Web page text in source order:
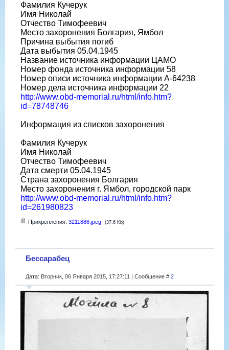
Фамилия Кучерук
Имя Николай
Отчество Тимофеевич
Место захоронения Болгария, Ямбол
Причина выбытия погиб
Дата выбытия 05.04.1945
Название источника информации ЦАМО
Номер фонда источника информации 58
Номер описи источника информации A-64238
Номер дела источника информации 22
http://www.obd-memorial.ru/html/info.htm?
id=78748746
Информация из списков захоронения
Фамилия Кучерук
Имя Николай
Отчество Тимофеевич
Дата смерти 05.04.1945
Страна захоронения Болгария
Место захоронения г. Ямбол, городской парк
http://www.obd-memorial.ru/html/info.htm?
id=261980823
Прикрепления: 3211886.jpeg (37.6 Kb)
Бессарабец
Дата: Вторник, 06 Января 2015, 17:27:11 | Сообщение # 2